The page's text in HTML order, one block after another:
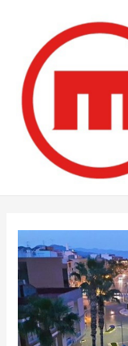
contenidoentradas